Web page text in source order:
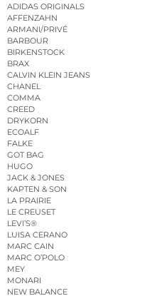
ADIDAS ORIGINALS
AFFENZAHN
ARMANI/PRIVÉ
BARBOUR
BIRKENSTOCK
BRAX
CALVIN KLEIN JEANS
CHANEL
COMMA
CREED
DRYKORN
ECOALF
FALKE
GOT BAG
HUGO
JACK & JONES
KAPTEN & SON
LA PRAIRIE
LE CREUSET
LEVI’S®
LUISA CERANO
MARC CAIN
MARC O’POLO
MEY
MONARI
NEW BALANCE